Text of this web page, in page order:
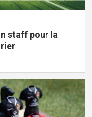
staff pour la